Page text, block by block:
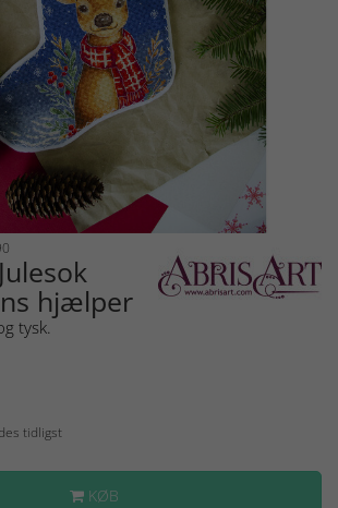
hjælper
tysk.
tidligst
KØB